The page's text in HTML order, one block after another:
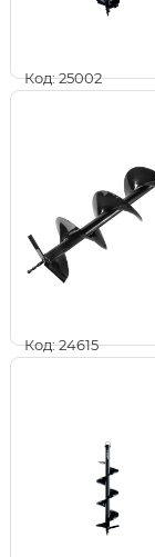
Код: 25002
Код: 24615